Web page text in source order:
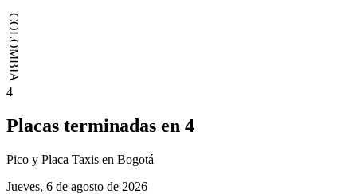
COLOMBIA
4
Placas terminadas en 4
Pico y Placa Taxis en Bogotá
Jueves, 6 de agosto de 2026